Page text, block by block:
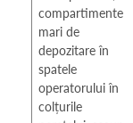
compartimente
mari de
depozitare în
spatele
operatorului în
colțurile